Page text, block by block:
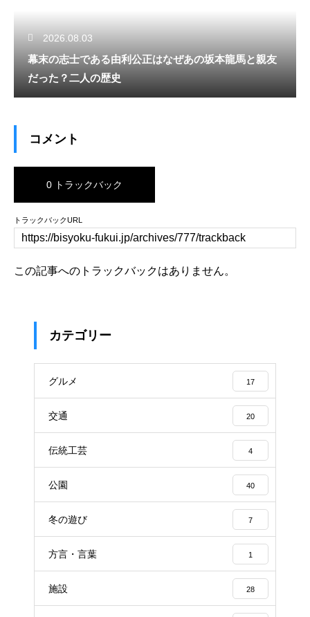
2026.08.03
幕末の志士である由利公正はなぜあの坂本龍馬と親友
だった？二人の歴史
コメント
0 トラックバック
トラックバックURL
この記事へのトラックバックはありません。
カテゴリー
グルメ 17
交通 20
伝統工芸 4
公園 40
冬の遊び 7
方言・言葉 1
施設 28